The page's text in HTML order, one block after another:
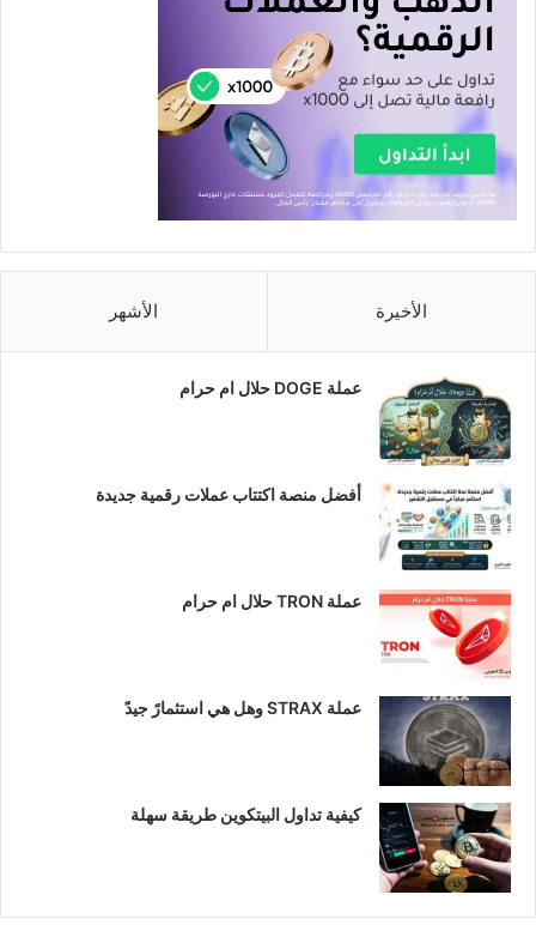
الأخيرة الأشهر
عملة DOGE حلال ام حرام
أفضل منصة اكتتاب عملات رقمية جديدة
عملة TRON حلال ام حرام​
عملة STRAX وهل هي استثمارً جيدً
كيفية تداول البيتكوين طريقة سهلة